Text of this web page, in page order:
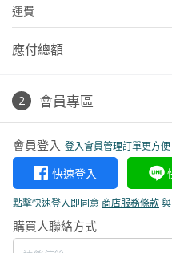
運費
應付總額
會員專區
會員登入 登入會員管理訂單更方便
快速登入
點擊快速登入即同意商店服務條款與
購買人聯絡方式